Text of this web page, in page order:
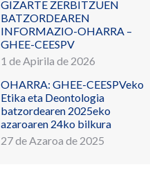
GIZARTE ZERBITZUEN
BATZORDEAREN
INFORMAZIO-OHARRA –
GHEE-CEESPV
1 de Apirila de 2026
OHARRA: GHEE-CEESPVeko
Etika eta Deontologia
batzordearen 2025eko
azaroaren 24ko bilkura
27 de Azaroa de 2025